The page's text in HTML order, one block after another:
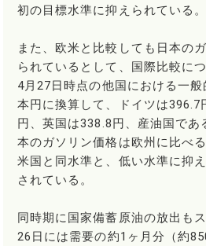
初の目標水準に抑えられている。
また、欧米と比較しても日本の
られているとして、国際比較に
4月27日時点の他国における一
本円に換算して、ドイツは396.7
円、英国は338.8円、産油国であ
本のガソリン価格は欧州に比べ
米国と同水準と、低い水準に抑
されている。
同時期に国家備蓄原油の放出も
26日には需要の約1ヶ月分（約